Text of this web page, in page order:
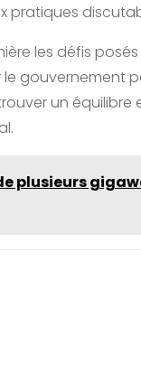
pratiques
les défis
gouvernement
un
plusieurs